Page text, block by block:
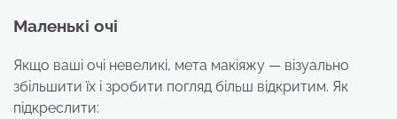
Маленькі очі
Якщо ваші очі невеликі, мета макіяжу — візуально
збільшити їх і зробити погляд більш відкритим. Як
підкреслити: